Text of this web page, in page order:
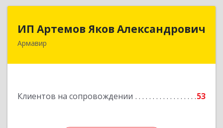
ИП Артемов Яков Александрович
Армавир
Клиентов на сопровождении 53